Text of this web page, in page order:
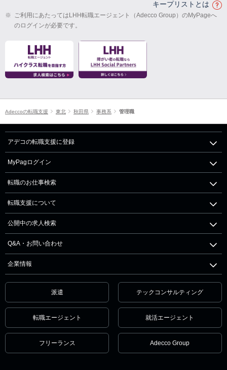
キープリストとは
※ ご利用にあたってはLHH転職エージェント（Adecco Group）のMyPageへ
のログインが必要です。
Adeccoの転職支援 東北 秋田県 事務系 管理職
アデコの転職支援に登録
MyPagログイン
転職のお仕事検索
転職支援について
公開中の求人検索
Q&A・お問い合わせ
企業情報
派遣 テックコンサルティング
転職エージェント 就活エージェント
フリーランス Adecco Group